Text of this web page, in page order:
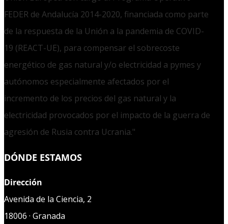
FEDER de Andalucía 2014-2020, financiada como parte
de la respuesta de la Unión a la pandemia de COVID-
19 (REACT-UE), para compensar el sobrecoste
energético de gas natural y/o electricidad a pymes y
autónomos especialmente afectados por el
incremento de los precios del gas natural y la
electricidad provocados por el impacto de la guerra de
agresión de Rusia contra Ucrania."
DÓNDE ESTAMOS
Dirección
Avenida de la Ciencia, 2
18006 · Granada